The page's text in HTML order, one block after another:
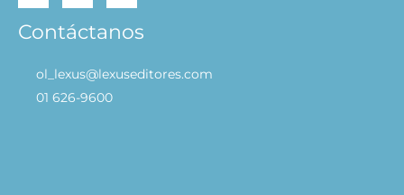
Contáctanos
ol_lexus@lexuseditores.com
01 626-9600